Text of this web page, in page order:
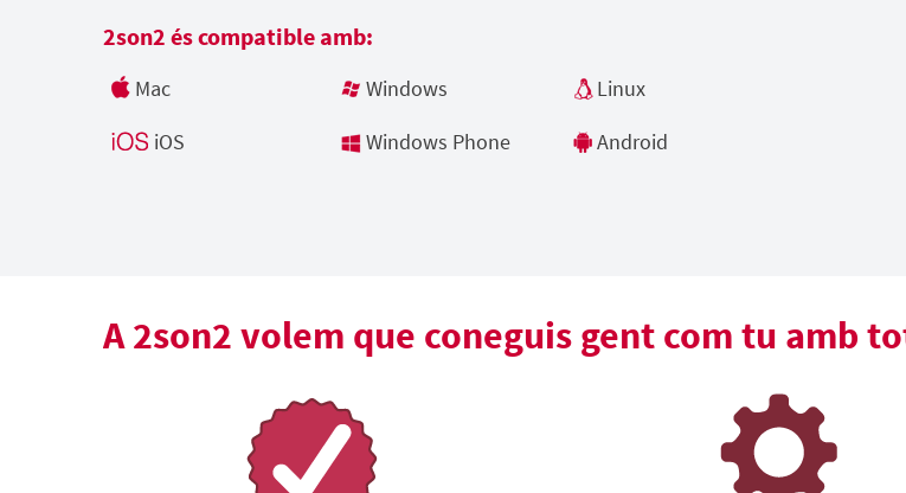
2son2 és compatible amb:
Mac Windows
Linux
iOS
Windows Phone Android
A 2son2 volem que coneguis gent com tu amb